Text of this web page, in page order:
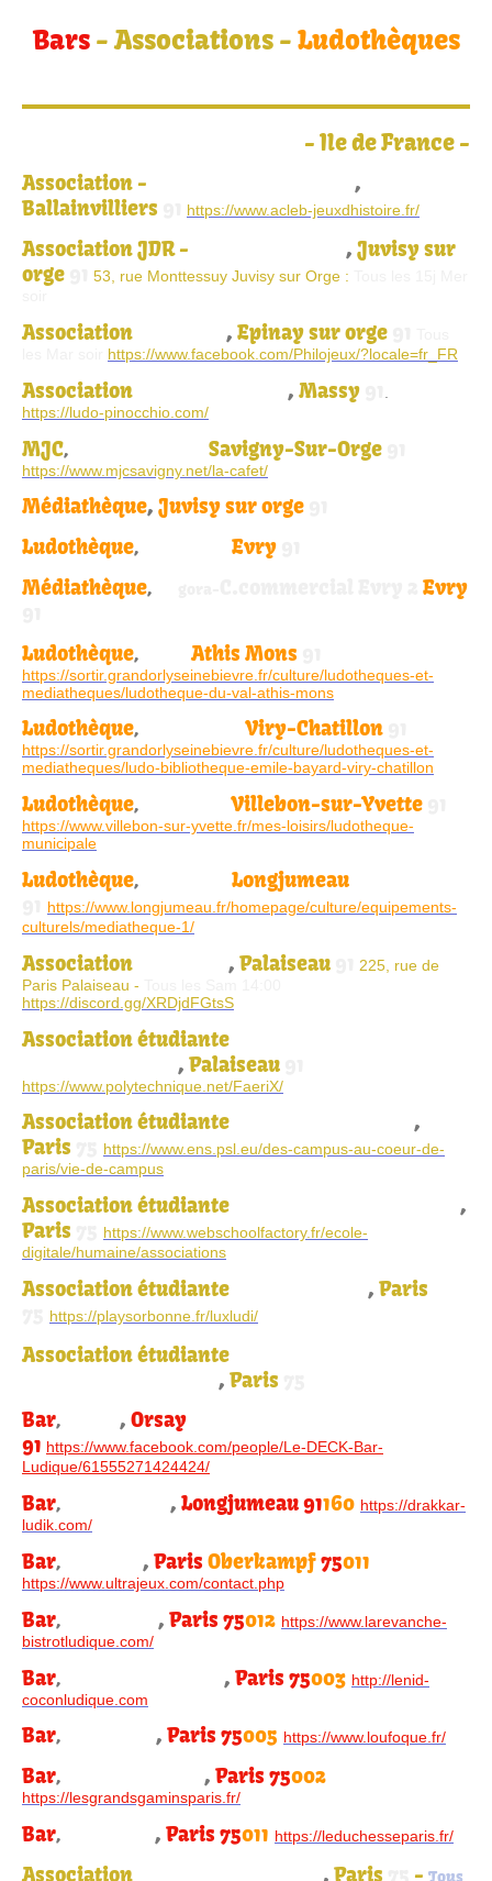
Bars - Associations - Ludothèques
- Ile de France -
Association -
,
Ballainvilliers
https://www.acleb-jeuxdhistoire.fr/
Association JDR - , Juvisy sur
orge
53, rue Monttessuy Juvisy sur Orge :
Association , Epinay sur orge
https://www.facebook.com/Philojeux/?locale=fr_FR
Association , Massy
https://ludo-pinocchio.com/
MJC, Savigny-Sur-Orge
https://www.mjcsavigny.net/la-cafet/
Médiathèque, Juvisy sur orge
Ludothèque, Evry
Médiathèque,
Evry
Ludothèque, Athis Mons
https://sortir.grandorlyseinebievre.fr/culture/ludotheques-et-
mediatheques/ludotheque-du-val-athis-mons
Ludothèque, Viry-Chatillon
https://sortir.grandorlyseinebievre.fr/culture/ludotheques-et-
mediatheques/ludo-bibliotheque-emile-bayard-viry-chatillon
Ludothèque, Villebon-sur-Yvette
https://www.villebon-sur-yvette.fr/mes-loisirs/ludotheque-
municipale
Ludothèque,
Longjumeau
https://www.longjumeau.fr/homepage/culture/equipements-
culturels/mediatheque-1/
Association , Palaiseau
225, rue de
Paris Palaiseau -
https://discord.gg/XRDjdFGtsS
Associationétudiante
, Palaiseau
https://www.polytechnique.net/FaeriX/
Associationétudiante
,
Paris
https://www.ens.psl.eu/des-campus-au-coeur-de-
paris/vie-de-campus
Associationétudiante
,
Paris
https://www.webschoolfactory.fr/ecole-
digitale/humaine/associations
Associationétudiante , Paris
https://playsorbonne.fr/luxludi/
Associationétudiante
, Paris
Bar, , Orsay
91 https://www.facebook.com/people/Le-DECK-Bar-
Ludique/61555271424424/
Bar, , Longjumeau 91160 https://drakkar-
ludik.com/
Bar, , Paris Oberkampf75011
https://www.ultrajeux.com/contact.php
Bar, , Paris 75012 https://www.larevanche-
bistrotludique.com/
Bar, , Paris 75003 http://lenid-
coconludique.com
Bar, , Paris 75005 https://www.loufoque.fr/
Bar, , Paris 75002
https://lesgrandsgaminsparis.fr/
Bar, , Paris 75011 https://leduchesseparis.fr/
Association , Paris - Tous